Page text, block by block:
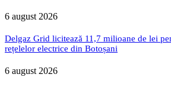
6 august 2026
Delgaz Grid licitează 11,7 milioane de lei
rețelelor electrice din Botoșani
6 august 2026